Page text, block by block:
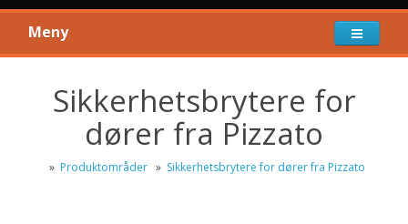
Meny
Sikkerhetsbrytere for
dører fra Pizzato
» Produktområder» Sikkerhetsbrytere for dører fra Pizzato